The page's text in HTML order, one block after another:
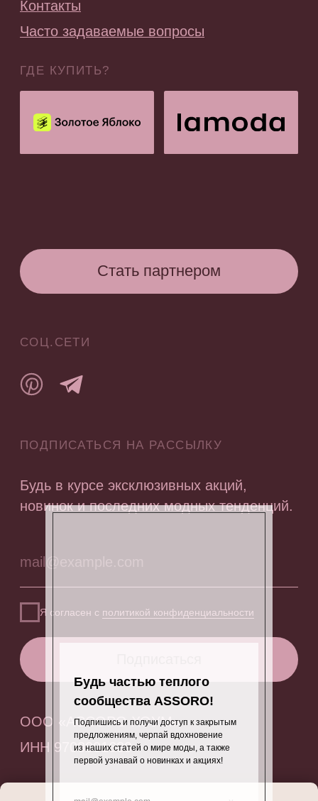
Будь частью теплого
сообщества ASSORO!
Подпишись и получи доступ к закрытым
предложениям, черпай вдохновение
из наших статей о мире моды, а также
первой узнавай о новинках и акциях!